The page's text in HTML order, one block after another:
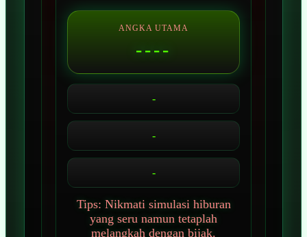
ANGKA UTAMA
----
-
-
-
Tips: Nikmati simulasi hiburan
yang seru namun tetaplah
melangkah dengan bijak.